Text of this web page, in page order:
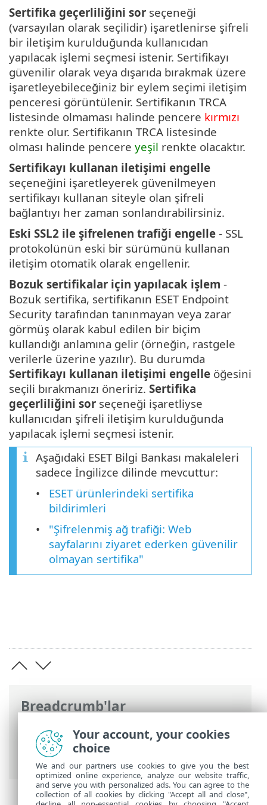
Breadcrumb'lar
ESET Online Yardım>ESET Endpoint
Security >Gelişmiş ayarlar
SSL/TLS
Sertifika geçerliliğini sor seçeneği
(varsayılan olarak seçilidir) işaretlenirse şifreli
bir iletişim kurulduğunda kullanıcıdan
yapılacak işlemi seçmesi istenir. Sertifikayı
güvenilir olarak veya dışarıda bırakmak üzere
işaretleyebileceğiniz bir eylem seçimi iletişim
penceresi görüntülenir. Sertifikanın TRCA
listesinde olmaması halinde pencere kırmızı
renkte olur. Sertifikanın TRCA listesinde
olması halinde pencere yeşil renkte olacaktır.
Sertifikayı kullanan iletişimi engelle
seçeneğini işaretleyerek güvenilmeyen
sertifikayı kullanan siteyle olan şifreli
bağlantıyı her zaman sonlandırabilirsiniz.
Eski SSL2 ile şifrelenen trafiği engelle - SSL
protokolünün eski bir sürümünü kullanan
iletişim otomatik olarak engellenir.
Bozuk sertifikalar için yapılacak işlem -
Bozuk sertifika, sertifikanın ESET Endpoint
Security tarafından tanınmayan veya zarar
görmüş olarak kabul edilen bir biçim
kullandığı anlamına gelir (örneğin, rastgele
verilerle üzerine yazılır). Bu durumda
Sertifikayı kullanan iletişimi engelle öğesini
seçili bırakmanızı öneririz. Sertifika
geçerliliğini sor seçeneği işaretliyse
kullanıcıdan şifreli iletişim kurulduğunda
yapılacak işlemi seçmesi istenir.
Aşağıdaki ESET Bilgi Bankası makaleleri
sadece İngilizce dilinde mevcuttur:
ESET ürünlerindeki sertifika
bildirimleri
"Şifrelenmiş ağ trafiği: Web
sayfalarını ziyaret ederken güvenilir
olmayan sertifika"
Your account, your cookies
choice
We and our partners use cookies to give you the best
optimized online experience, analyze our website traffic,
and serve you with personalized ads. You can agree to the
collection of all cookies by clicking "Accept all and close",